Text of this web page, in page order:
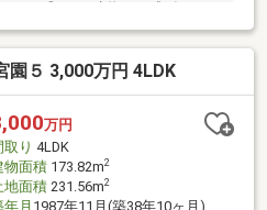
します。（現況有姿でのお引渡
園５ 3,000万円 4LDK
万円
取り 4LDK
物面積173.82m2
地面積231.56m2
年月1987年11月(築38年10ヶ月)